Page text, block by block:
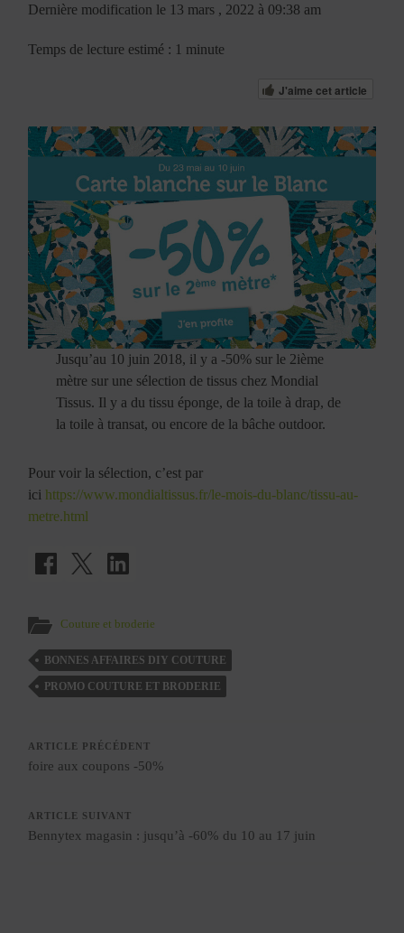
Dernière modification le 13 mars , 2022 à 09:38 am
Temps de lecture estimé : 1 minute
J'aime cet article
Jusqu’au 10 juin 2018, il y a -50% sur le 2ième
mètre sur une sélection de tissus chez Mondial
Tissus. Il y a du tissu éponge, de la toile à drap, de
la toile à transat, ou encore de la bâche outdoor.
Pour voir la sélection, c’est par
ici https://www.mondialtissus.fr/le-mois-du-blanc/tissu-au-
metre.html
Couture et broderie
BONNES AFFAIRES DIY COUTURE
PROMO COUTURE ET BRODERIE
ARTICLE PRÉCÉDENT
foire aux coupons -50%
ARTICLE SUIVANT
Bennytex magasin : jusqu’à -60% du 10 au 17 juin